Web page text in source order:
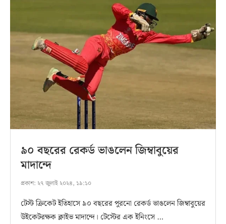
৯০ বছরের রেকর্ড ভাঙলেন জিম্বাবুয়ের
মাদান্দে
প্রকাশ: ২৭ জুলাই ২০২৪, ১৯:১০
টেস্ট ক্রিকেট ইতিহাসে ৯০ বছরের পুরনো রেকর্ড ভাঙলেন জিম্বাবুয়ের
উইকেটরক্ষক ক্লাইভ মাদান্দে। টেস্টের এক ইনিংসে …